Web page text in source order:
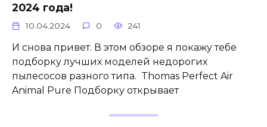
2024 года!
10.04.2024 0 241
И снова привет. В этом обзоре я покажу тебе
подборку лучших моделей недорогих
пылесосов разного типа. Thomas Perfect Air
Animal Pure Подборку открывает